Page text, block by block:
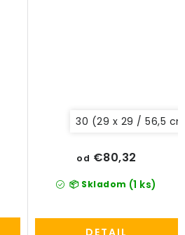
30 (29 x 29 / 56,5
📦 Skladom (1 ks)
od €80,32
DETAIL